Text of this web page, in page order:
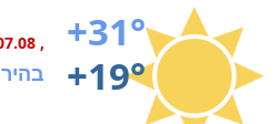
+31°
+19°
, 07.08
בהיר